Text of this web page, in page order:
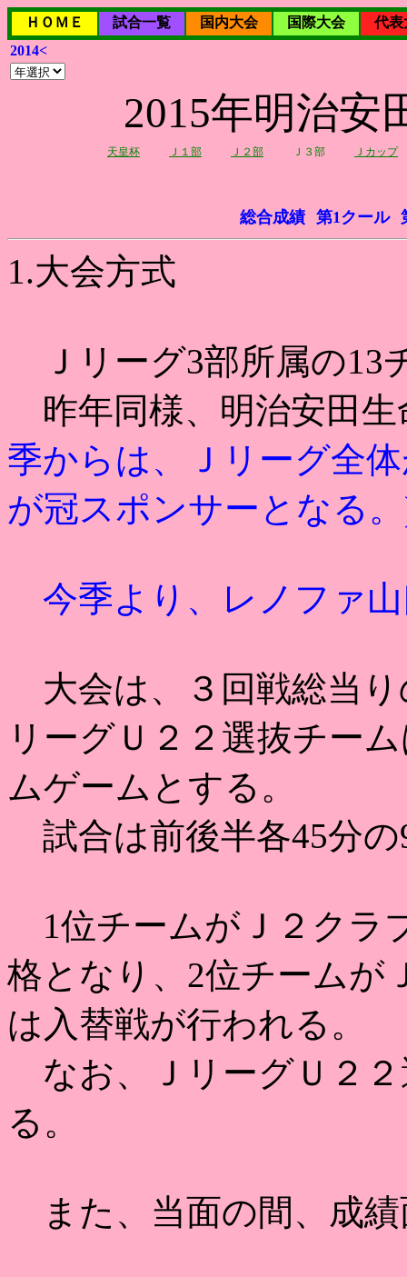
ＨＯＭＥ 試合一覧 国内大会 国際大会
代表
2014<
2015年明治安
天皇杯 Ｊ１部 Ｊ２部 Ｊ３部 Ｊカップ
総合成績 第1クール
1.大会方式
Ｊリーグ3部所属の13
昨年同様、明治安田
季からは、Ｊリーグ全
が冠スポンサーとなる
今季より、レノファ
大会は、３回戦総当
リーグＵ２２選抜チー
ムゲームとする。
試合は前後半各45分の
1位チームがＪ２クラ
格となり、2位チームが
は入替戦が行われる。
なお、ＪリーグＵ２
る。
また、当面の間、成